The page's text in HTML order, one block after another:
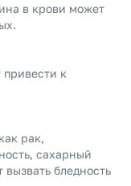
в крови может
к
рак,
сахарный
вызвать бледность